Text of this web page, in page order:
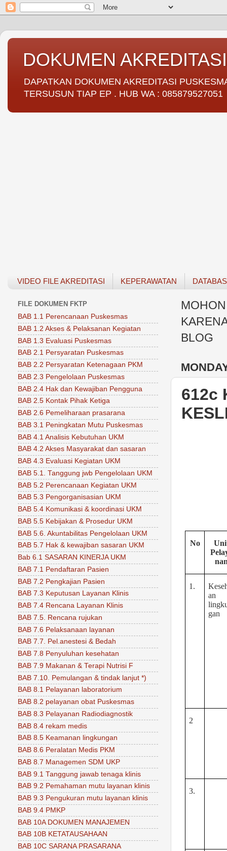
DOKUMEN
DAPATKAN DOKUMEN AKREDITASI
TERSUSUN TIAP EP . HUB WA : 085879527051
VIDEO FILE AKREDITASI KEPERAWATAN
BLOG
612c
No
1.
an
gan
2
3.
FILE DOKUMEN FKTP
BAB 1.1 Perencanaan Puskesmas
BAB 1.2 Akses & Pelaksanan Kegiatan
BAB 1.3 Evaluasi Puskesmas
BAB 2.1 Persyaratan Puskesmas
BAB 2.2 Persyaratan Ketenagaan PKM
BAB 2.3 Pengelolaan Puskesmas
BAB 2.4 Hak dan Kewajiban Pengguna
BAB 2.5 Kontak Pihak Ketiga
BAB 2.6 Pemeliharaan prasarana
BAB 3.1 Peningkatan Mutu Puskesmas
BAB 4.1 Analisis Kebutuhan UKM
BAB 4.2 Akses Masyarakat dan sasaran
BAB 4.3 Evaluasi Kegiatan UKM
BAB 5.1. Tanggung jwb Pengelolaan UKM
BAB 5.2 Perencanaan Kegiatan UKM
BAB 5.3 Pengorganisasian UKM
BAB 5.4 Komunikasi & koordinasi UKM
BAB 5.5 Kebijakan & Prosedur UKM
BAB 5.6. Akuntabilitas Pengelolaan UKM
BAB 5.7 Hak & kewajiban sasaran UKM
Bab 6.1 SASARAN KINERJA UKM
BAB 7.1 Pendaftaran Pasien
BAB 7.2 Pengkajian Pasien
BAB 7.3 Keputusan Layanan Klinis
BAB 7.4 Rencana Layanan Klinis
BAB 7.5. Rencana rujukan
BAB 7.6 Pelaksanaan layanan
BAB 7.7. Pel.anestesi & Bedah
BAB 7.8 Penyuluhan kesehatan
BAB 7.9 Makanan & Terapi Nutrisi F
BAB 7.10. Pemulangan & tindak lanjut *)
BAB 8.1 Pelayanan laboratorium
BAB 8.2 pelayanan obat Puskesmas
BAB 8.3 Pelayanan Radiodiagnostik
BAB 8.4 rekam medis
BAB 8.5 Keamanan lingkungan
BAB 8.6 Peralatan Medis PKM
BAB 8.7 Managemen SDM UKP
BAB 9.1 Tanggung jawab tenaga klinis
BAB 9.2 Pemahaman mutu layanan klinis
BAB 9.3 Pengukuran mutu layanan klinis
BAB 9.4 PMKP
BAB 10A DOKUMEN MANAJEMEN
BAB 10B KETATAUSAHAAN
BAB 10C SARANA PRASARANA